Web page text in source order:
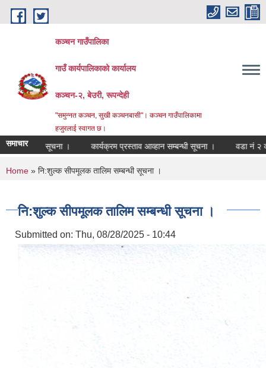
Skip to main content
कञ्चन गाउँपालिका
गाउँ कार्यपालिकाको कार्यालय
कञ्‍चन-२, बेउरी, रूपन्देही
"समुन्‍नत कञ्‍चन, सुखी कञ्‍चनबासी"। कञ्चन गाउँपालिकामा
हजुरलाई स्वागत छ।
समाचार
सूचना । कार्यक्रम प्रस्ताव आव्हान सम्बन्धी सूचना । वडा नं २ को स.सु. भत्ता
You are here
Home » नि:शुल्क सीपमूलक तालिम सम्बन्धी सूचना ।
नि:शुल्क सीपमूलक तालिम सम्बन्धी सूचना ।
Submitted on: Thu, 08/28/2025 - 10:44